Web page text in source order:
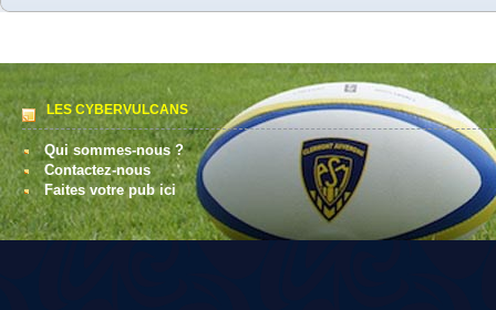
LES CYBERVULCANS
Qui sommes-nous ?
Contactez-nous
Faites votre pub ici